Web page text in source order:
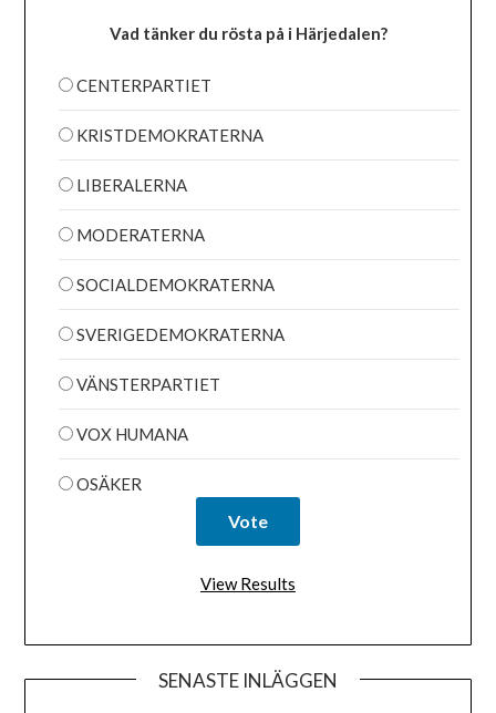
Vad tänker du rösta på i Härjedalen?
CENTERPARTIET
KRISTDEMOKRATERNA
LIBERALERNA
MODERATERNA
SOCIALDEMOKRATERNA
SVERIGEDEMOKRATERNA
VÄNSTERPARTIET
VOX HUMANA
OSÄKER
View Results
SENASTE INLÄGGEN